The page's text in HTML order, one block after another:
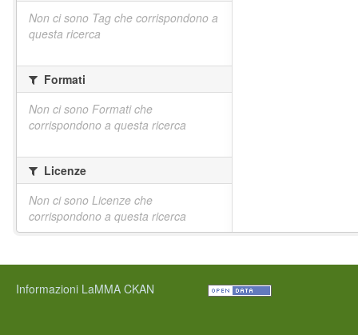
Non ci sono Tag che corrispondono a
questa ricerca
Formati
Non ci sono Formati che
corrispondono a questa ricerca
Licenze
Non ci sono Licenze che
corrispondono a questa ricerca
Informazioni LaMMA CKAN